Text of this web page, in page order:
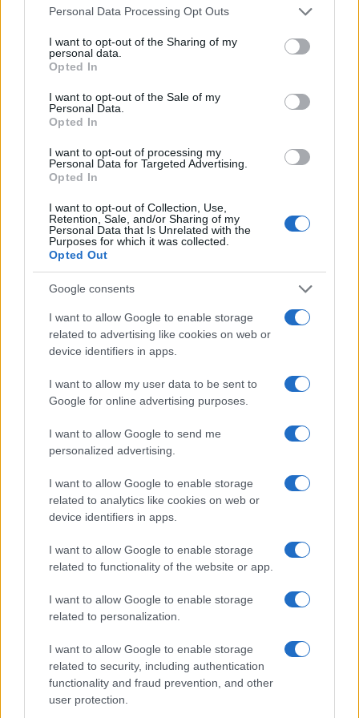
Please note that this website/app uses one or more Google
not limited to your visit or usage behaviour. You may click to
grant or deny consent to Google and its third-party tags to
use your data for below specified purposes in below Google
consent section.
Personal Data Processing Opt Outs
I want to opt-out of the Sharing of my
personal data.
Opted In
I want to opt-out of the Sale of my
Personal Data.
Opted In
I want to opt-out of processing my
Personal Data for Targeted Advertising.
Opted In
I want to opt-out of Collection, Use,
Retention, Sale, and/or Sharing of my
Personal Data that Is Unrelated with the
Purposes for which it was collected.
Opted Out
Google consents
I want to allow Google to enable storage
related to advertising like cookies on web or
device identifiers in apps.
I want to allow my user data to be sent to
Google for online advertising purposes.
I want to allow Google to send me
personalized advertising.
I want to allow Google to enable storage
related to analytics like cookies on web or
device identifiers in apps.
I want to allow Google to enable storage
related to functionality of the website or app.
I want to allow Google to enable storage
related to personalization.
I want to allow Google to enable storage
related to security, including authentication
functionality and fraud prevention, and other
user protection.
με την Αστυνομία, να παραμείνουν οι δρόμοι
Αυτή την ώρα η κατάσταση βαίνει προς
μέχρι πριν από λίγο στη συμβολή των οδών
Πανεπιστημίου και Ιπποκράτους, χωρίς να
ΕΚΤΟΡΑΣ ΚΟΥΦΟΝΤΙΝΑΣ
ΔΗΜΗΤΡΗΣ ΚΟΥΦΟΝΤΙΝΑ
ΜΑΤ
ΣΥΓΚΕΝΤΡΩΣΗ
Ροή Ειδήσεων
07/08/26 - 15:04
Λονδίνο: Φύλακας δικαστηρίου απαγόρευσε την είσοδο
πέρασε για... κατηγορούμενο
ΔΙΕΘΝΗ
Λειψία: Η παρέμβαση οδηγού λεωφορείου απέτρεψε
επίθεση με εκρηκτικό drone κοντά σε ουκρανικά Antonov
ΔΙΕΘΝΗ
Εξαρθρώθηκε γιγαντιαίο κύκλωμα διακίνησης
ΤΟΥΡΚΙΑ
Τουρκία, Σαουδική Αραβία και Πακιστάν υπέγραψαν
τριμερές αμυντικό σύμφωνο με ρήτρα αμοιβαίας
συνδρομής - Τι περιλαμβάνει η " Αμυντική Συμφωνία της
Μέκκα"
ΔΙΕΘΝΗ